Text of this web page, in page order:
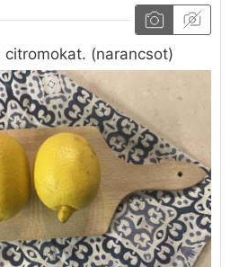
citromokat. (narancsot)